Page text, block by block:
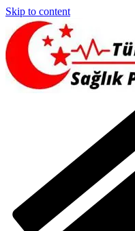
Skip to content